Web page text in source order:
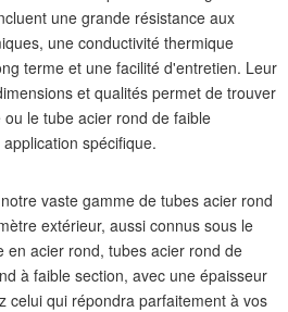
une grande résistance aux
une conductivité thermique
terme et une facilité d'entretien. Leur
et qualités permet de trouver
le tube acier rond de faible
spécifique.
vaste gamme de tubes acier rond
extérieur, aussi connus sous le
en acier rond, tubes acier rond de
à faible section, avec une épaisseur
celui qui répondra parfaitement à vos